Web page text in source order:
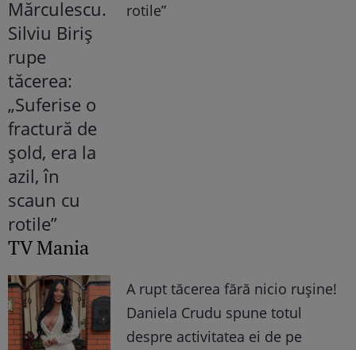
rotile”
TV Mania
A rupt tăcerea fără nicio rușine!
Daniela Crudu spune totul
despre activitatea ei de pe